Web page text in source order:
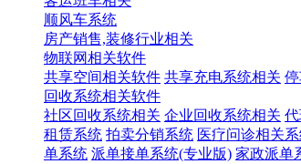
顺风车系统
房产销售,装修行业相关
物联网相关软件
共享空间相关软件 共享充电系统相关
回收系统相关软件
社区回收系统相关 企业回收系统相关
租赁系统 拍卖分销系统 医疗问诊相关
单系统 派单接单系统(专业版) 家政派单